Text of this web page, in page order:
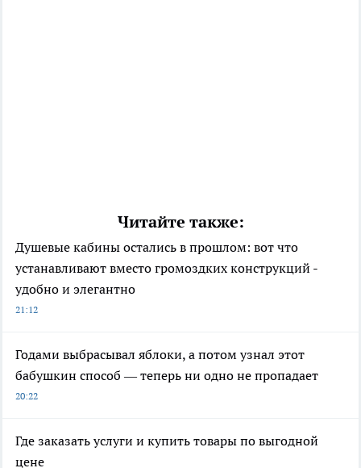
Читайте также:
Душевые кабины остались в прошлом: вот что
устанавливают вместо громоздких конструкций -
удобно и элегантно
21:12
Годами выбрасывал яблоки, а потом узнал этот
бабушкин способ — теперь ни одно не пропадает
20:22
Где заказать услуги и купить товары по выгодной
цене